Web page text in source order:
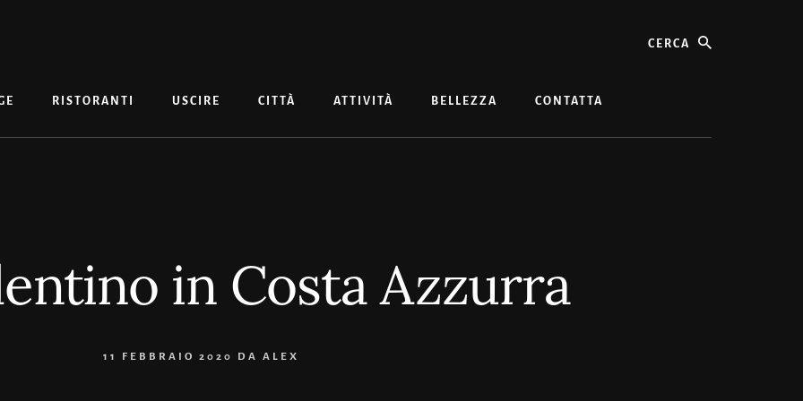
RISTORANTI USCIRE CITTÀ ATTIVITÀ BELLEZZA CONTATTA
in Costa Azzurra
11 FEBBRAIO 2020 DA ALEX